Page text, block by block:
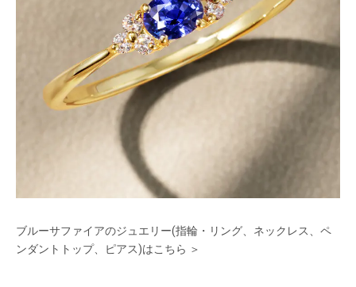
ブルーサファイアのジュエリー(指輪・リング、ネックレス、ペ
ンダントトップ、ピアス)はこちら ＞